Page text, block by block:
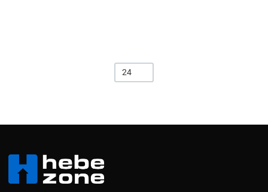
24